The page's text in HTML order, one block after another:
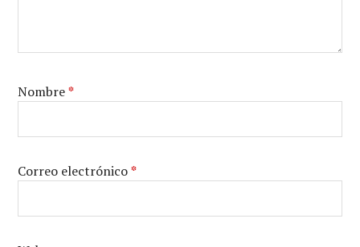
Nombre*
Correo electrónico*